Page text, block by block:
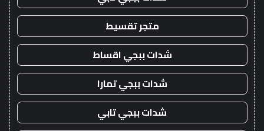
متجر تقسيط
شدات ببجي اقساط
شدات ببجي تمارا
شدات ببجي تابي